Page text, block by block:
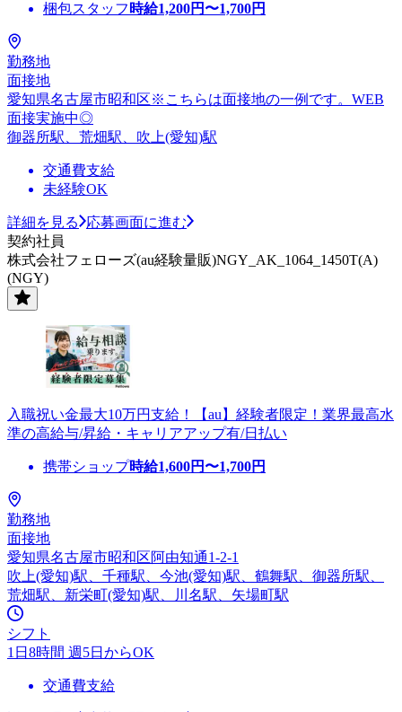
梱包スタッフ 時給1,200円〜1,700円
勤務地
面接地
愛知県名古屋市昭和区※こちらは面接地の一例です。WEB
面接実施中◎
御器所駅、荒畑駅、吹上(愛知)駅
交通費支給
未経験OK
詳細を見る
応募画面に進む
契約社員
株式会社フェローズ(au経験量販)NGY_AK_1064_1450T(A)
(NGY)
入職祝い金最大10万円支給！【au】経験者限定！業界最高水
準の高給与/昇給・キャリアアップ有/日払い
携帯ショップ時給1,600円〜1,700円
勤務地
面接地
愛知県名古屋市昭和区阿由知通1-2-1
吹上(愛知)駅、千種駅、今池(愛知)駅、鶴舞駅、御器所駅、
荒畑駅、新栄町(愛知)駅、川名駅、矢場町駅
シフト
1日8時間 週5日からOK
交通費支給